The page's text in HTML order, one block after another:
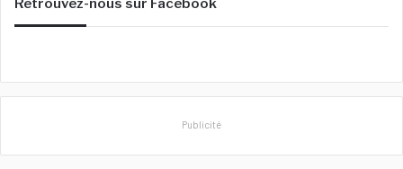
c
r
Retrouvez-nous sur Facebook
Publicité